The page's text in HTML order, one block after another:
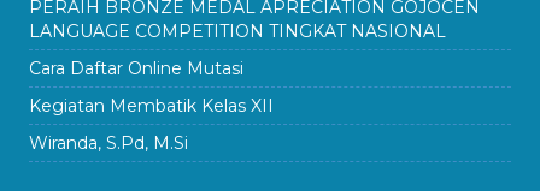
PERAIH BRONZE MEDAL APRECIATION GOJOCEN
LANGUAGE COMPETITION TINGKAT NASIONAL
Cara Daftar Online Mutasi
Kegiatan Membatik Kelas XII
Wiranda, S.Pd, M.Si